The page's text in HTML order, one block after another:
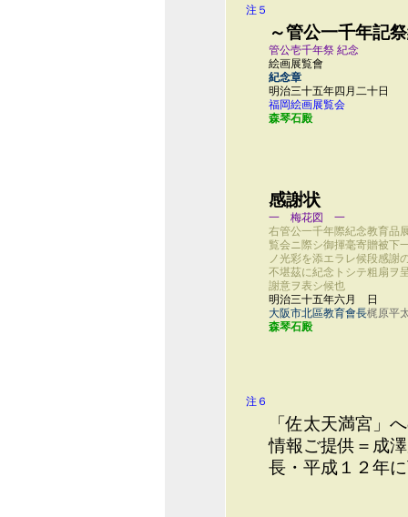
注５
～管公一千年記
管公壱千年祭 紀念
絵画展覧會
紀念章
明治三十五年四月二十日
福岡絵画展覧会
森琴石殿
感謝状
一 梅花図 一
右管公一千年際紀念教育品
覧会ニ際シ御揮毫寄贈被下
ノ光彩を添エラレ候段感謝
不堪茲に紀念トシテ粗扇ヲ
謝意ヲ表シ候也
明治三十五年六月 日
大阪市北區教育會長梶原平
森琴石殿
注６
「佐太天満宮」
情報ご提供＝成
長・平成１２年